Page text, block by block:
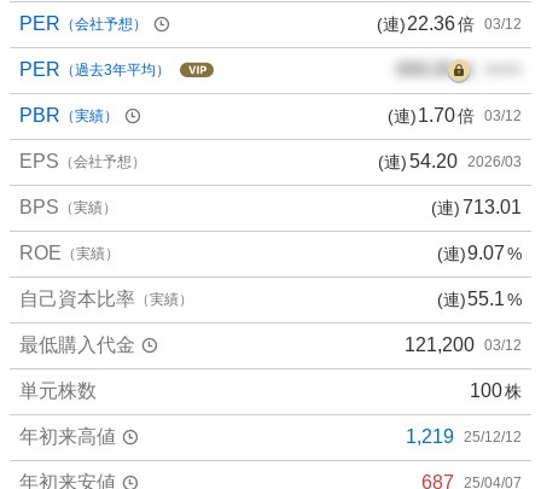
PER （会社予想） (連)22.36倍 03/12
PER （過去3年平均） 000.00倍
PBR （実績） (連)1.70倍 03/12
EPS （会社予想） (連)54.20 2026/03
BPS （実績） (連)713.01
ROE （実績） (連)9.07%
自己資本比率 （実績） (連)55.1%
最低購入代金 121,200 03/12
単元株数 100株
年初来高値 1,219 25/12/12
年初来安値 687 25/04/07